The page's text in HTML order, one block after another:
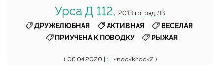
Урса Д 112, 2013 г.р, ряд Д3
ДРУЖЕЛЮБНАЯ
АКТИВНАЯ ВЕСЕЛАЯ
ПРИУЧЕНА К ПОВОДКУ РЫЖАЯ
( 06.04.2020 | 1 | knockknock2 )